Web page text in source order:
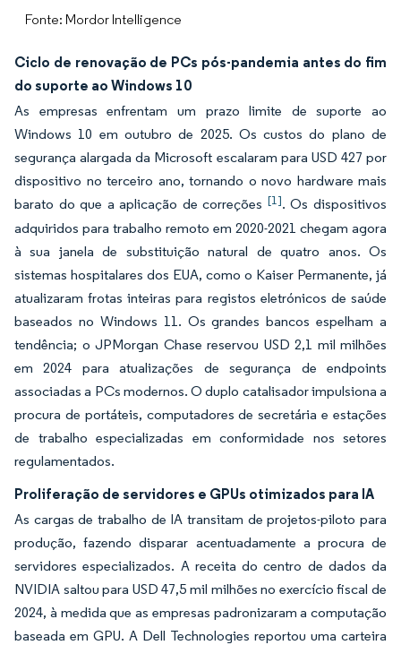
Fonte: Mordor Intelligence
Ciclo de renovação de PCs pós-pandemia antes do fim
do suporte ao Windows 10
As empresas enfrentam um prazo limite de suporte ao
Windows 10 em outubro de 2025. Os custos do plano de
segurança alargada da Microsoft escalaram para USD 427 por
dispositivo no terceiro ano, tornando o novo hardware mais
barato do que a aplicação de correções [1]. Os dispositivos
adquiridos para trabalho remoto em 2020-2021 chegam agora
à sua janela de substituição natural de quatro anos. Os
sistemas hospitalares dos EUA, como o Kaiser Permanente, já
atualizaram frotas inteiras para registos eletrónicos de saúde
baseados no Windows 11. Os grandes bancos espelham a
tendência; o JPMorgan Chase reservou USD 2,1 mil milhões
em 2024 para atualizações de segurança de endpoints
associadas a PCs modernos. O duplo catalisador impulsiona a
procura de portáteis, computadores de secretária e estações
de trabalho especializadas em conformidade nos setores
regulamentados.
Proliferação de servidores e GPUs otimizados para IA
As cargas de trabalho de IA transitam de projetos-piloto para
produção, fazendo disparar acentuadamente a procura de
servidores especializados. A receita do centro de dados da
NVIDIA saltou para USD 47,5 mil milhões no exercício fiscal de
2024, à medida que as empresas padronizaram a computação
baseada em GPU. A Dell Technologies reportou uma carteira